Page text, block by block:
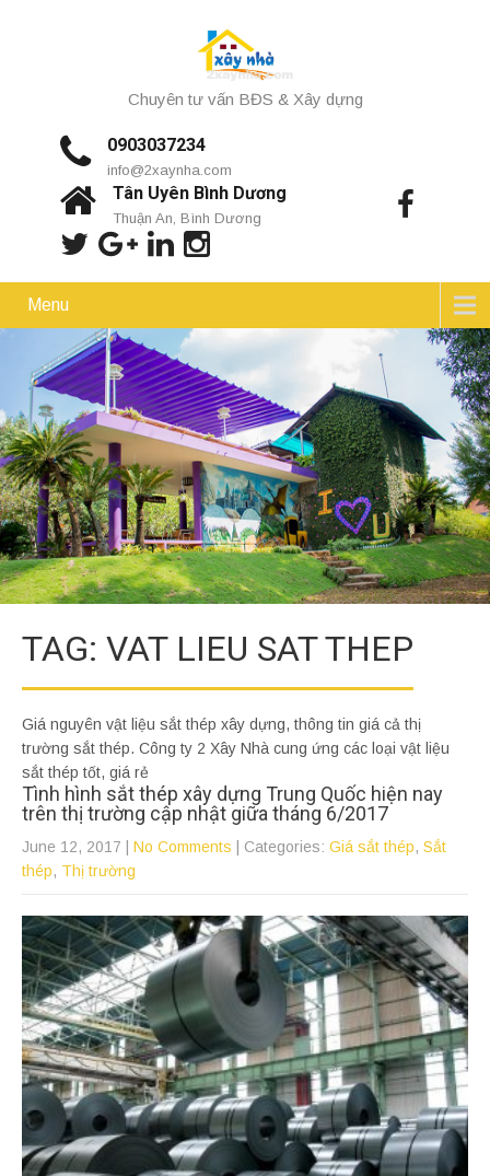
Chuyên tư vấn BĐS & Xây dựng
0903037234
info@2xaynha.com
Tân Uyên Bình Dương
Thuận An, Bình Dương
Menu
TAG: VAT LIEU SAT THEP
Giá nguyên vật liệu sắt thép xây dựng, thông tin giá cả thị
trường sắt thép. Công ty 2 Xây Nhà cung ứng các loại vật liệu
sắt thép tốt, giá rẻ
Tình hình sắt thép xây dựng Trung Quốc hiện nay
trên thị trường cập nhật giữa tháng 6/2017
June 12, 2017 No Comments | Categories: Giá sắt thép, Sắt
thép, Thị trường